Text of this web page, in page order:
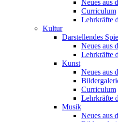
Neues aus
Curriculum
Lehrkräfte
Kultur
Darstellendes
Neues aus
Lehrkräfte
Kunst
Neues aus
Curriculum
Lehrkräfte
Musik
Neues aus